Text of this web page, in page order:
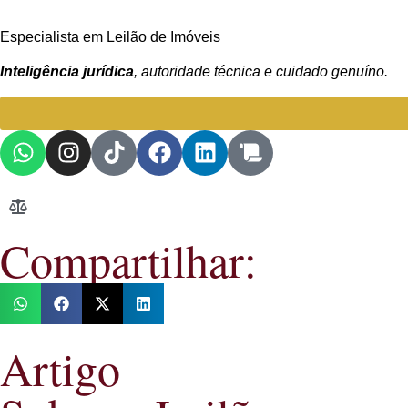
Especialista em Leilão de Imóveis
Inteligência jurídica, autoridade técnica e cuidado genuíno.
Compartilhar:
Artigo